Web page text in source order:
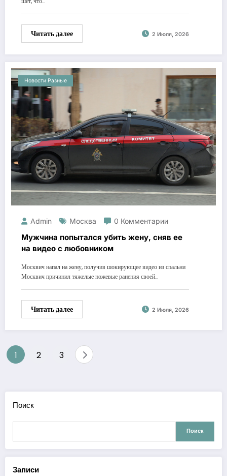
Читать далее 2 Июля, 2026
Новости Разные
Admin Москва 0 Комментарии
Мужчина попытался убить жену, сняв ее
на видео с любовником
Москвич напал на жену, получив шокирующее видео из спальни
Москвич причинил тяжелые ножевые ранения своей…
Читать далее 2 Июля, 2026
Пагинация
1 2 3
Поиск
Поиск
Записи